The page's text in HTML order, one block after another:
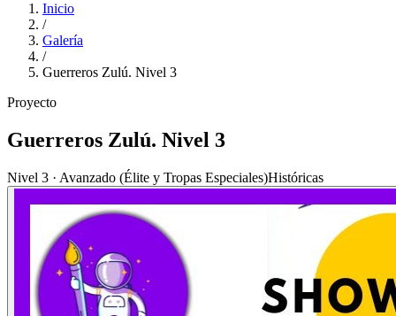
Inicio
/
Galería
/
Guerreros Zulú. Nivel 3
Proyecto
Guerreros Zulú. Nivel 3
Nivel 3 · Avanzado (Élite y Tropas Especiales)Históricas